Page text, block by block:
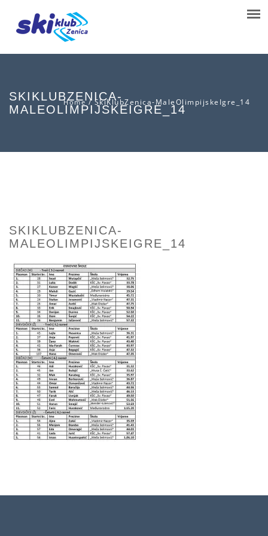
SKIKLUBZENICA-
MALEOLIMPIJSKEIGRE_14
Home / SkiKlubZenica-MaleOlimpijskeIgre_14
SKIKLUBZENICA-
MALEOLIMPIJSKEIGRE_14